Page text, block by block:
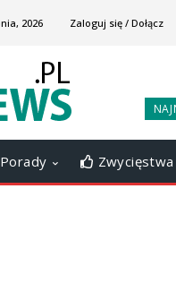
2026 Zaloguj się / Dołącz
Porady Zwycięstwa